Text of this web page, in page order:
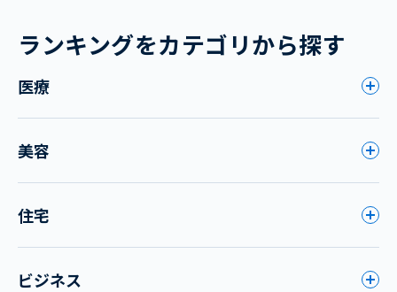
ランキングをカテゴリから探す
医療
美容
住宅
ビジネス